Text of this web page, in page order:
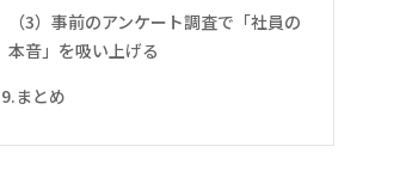
（3）事前のアンケート調査で「社員の
本音」を吸い上げる
9.まとめ